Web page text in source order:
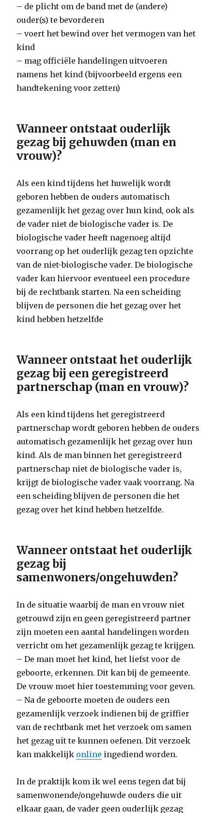
– de plicht om de band met de (andere)
ouder(s) te bevorderen
– voert het bewind over het vermogen van het
kind
– mag officiële handelingen uitvoeren
namens het kind (bijvoorbeeld ergens een
handtekening voor zetten)
Wanneer ontstaat ouderlijk
gezag bij gehuwden (man en
vrouw)?
Als een kind tijdens het huwelijk wordt
geboren hebben de ouders automatisch
gezamenlijk het gezag over hun kind, ook als
de vader niet de biologische vader is. De
biologische vader heeft nagenoeg altijd
voorrang op het ouderlijk gezag ten opzichte
van de niet-biologische vader. De biologische
vader kan hiervoor eventueel een procedure
bij de rechtbank starten. Na een scheiding
blijven de personen die het gezag over het
kind hebben hetzelfde
Wanneer ontstaat het ouderlijk
gezag bij een geregistreerd
partnerschap (man en vrouw)?
Als een kind tijdens het geregistreerd
partnerschap wordt geboren hebben de ouders
automatisch gezamenlijk het gezag over hun
kind. Als de man binnen het geregistreerd
partnerschap niet de biologische vader is,
krijgt de biologische vader vaak voorrang. Na
een scheiding blijven de personen die het
gezag over het kind hebben hetzelfde.
Wanneer ontstaat het ouderlijk
gezag bij
samenwoners/ongehuwden?
In de situatie waarbij de man en vrouw niet
getrouwd zijn en geen geregistreerd partner
zijn moeten een aantal handelingen worden
verricht om het gezamenlijk gezag te krijgen.
– De man moet het kind, het liefst voor de
geboorte, erkennen. Dit kan bij de gemeente.
De vrouw moet hier toestemming voor geven.
– Na de geboorte moeten de ouders een
gezamenlijk verzoek indienen bij de griffier
van de rechtbank met het verzoek om samen
het gezag uit te kunnen oefenen. Dit verzoek
kan makkelijk online ingediend worden.
In de praktijk kom ik wel eens tegen dat bij
samenwonende/ongehuwde ouders die uit
elkaar gaan, de vader geen ouderlijk gezag